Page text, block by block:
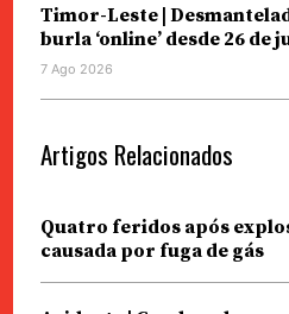
Timor-Leste |
burla ‘online’ desde 26 de
7 Ago 2026
Artigos Relacionados
Quatro feridos após
causada por fuga de gás